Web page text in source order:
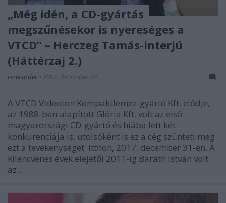
„Még idén, a CD-gyártás
megszűnésekor is nyereséges a
VTCD” – Herczeg Tamás-interjú
(Háttérzaj 2.)
rerecorder • 2017. december 28.
A VTCD Videoton Kompaktlemez-gyártó Kft. elődje,
az 1988-ban alapított Glória Kft. volt az első
magyarországi CD-gyártó és hiába lett két
konkurenciája is, utolsóként is ez a cég szünteti meg
ezt a tevékenységét itthon, 2017. december 31-én. A
kilencvenes évek elejétől 2011-ig Baráth István volt
az…